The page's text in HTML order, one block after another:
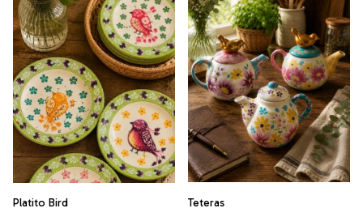
Platito Bird Teteras